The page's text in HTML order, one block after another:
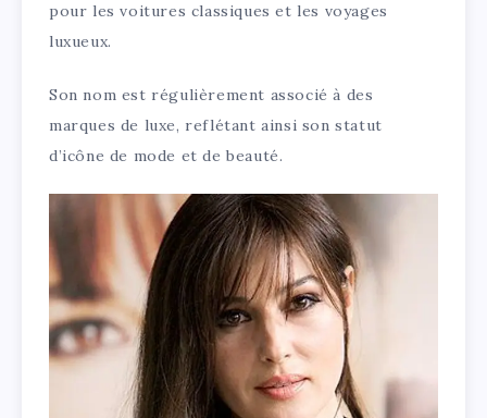
pour les voitures classiques et les voyages
luxueux.
Son nom est régulièrement associé à des
marques de luxe, reflétant ainsi son statut
d’icône de mode et de beauté.